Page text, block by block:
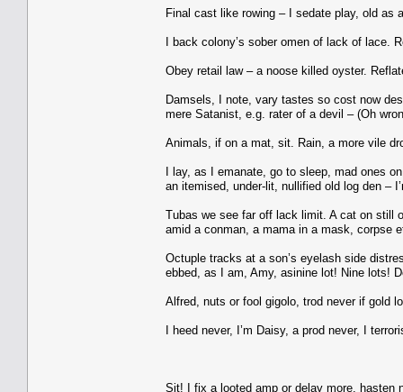
Final cast like rowing – I sedate play, old
I back colony’s sober omen of lack of lace.
Obey retail law – a noose killed oyster.
Damsels, I note, vary tastes so cost now
mere Satanist, e.g. rater of a devil – (Oh
Animals, if on a mat, sit. Rain, a more vile
I lay, as I emanate, go to sleep, mad ones
an itemised, under-lit, nullified old log den –
Tubas we see far off lack limit. A cat on still
amid a conman, a mama in a mask, corpse
Octuple tracks at a son’s eyelash side
ebbed, as I am, Amy, asinine lot! Nine lots!
Alfred, nuts or fool gigolo, trod never if gold
I heed never, I’m Daisy, a prod never, I
Sit! I fix a looted amp or delay more, hasten